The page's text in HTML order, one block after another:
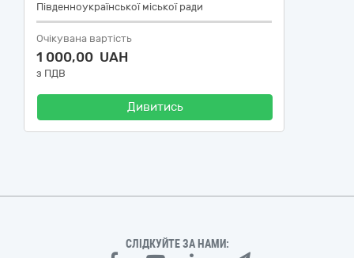
Південноукраїнської міської ради
Очікувана вартість
1 000,00 UAH
з ПДВ
Дивитись
СЛІДКУЙТЕ ЗА НАМИ: